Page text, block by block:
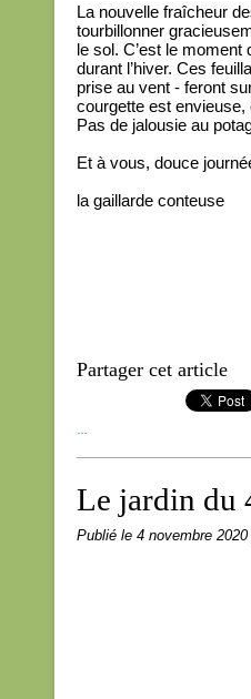
La nouvelle fraîcheur
tourbillonner
le sol. C’est le
durant l’hiver. Ces
prise au vent - feront
courgette est envieuse,
Pas de jalousie au
Et à vous, douce
la gaillarde conteuse
Partager cet article
…
Le jardin du
Publié le 4 novembre 2020